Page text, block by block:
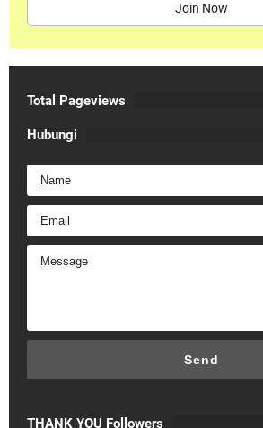
Join Now
Total Pageviews
Hubungi
THANK YOU Followers